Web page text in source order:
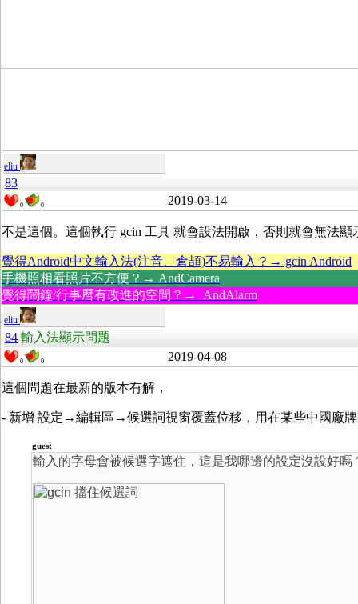
eliu
83
0 0 2019-03-14
不是這個。這個執行 gcin 工具 就會設法開啟，否則就會無法顯
覺得Android中文輸入法(注音、倉頡)不易輸入？→ gcin Android
手機照相看照片不方便？→ AndCamera
覺得鬧鐘/行事曆有改進的空間？→ AndAlarm
eliu
84 輸入法顯示問題
0 0 2019-04-08
這個問題在最新的版本有解，
- 新增 設定→編輯區→候選詞視窗覆蓋位移，用在某些中國廠
guest
輸入的字母會被候選字遮住，這是我哪邊的設定沒設好嗎